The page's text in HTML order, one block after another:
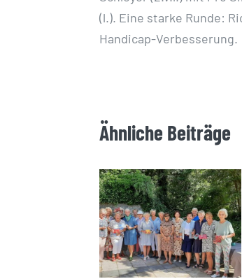
(l.). Eine starke Runde:
Handicap-Verbesserung.
Ähnliche Beiträge